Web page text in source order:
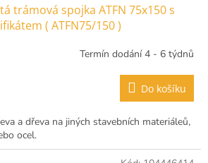
trámová spojka ATFN 75x150 s
( ATFN75/150 )
Termín dodání 4 - 6 týdnů
Do košíku
a dřeva na jiných stavebních materiáleů,
ocel.